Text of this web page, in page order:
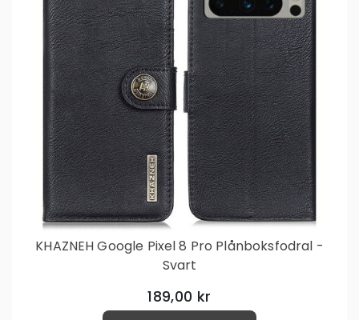
KHAZNEH Google Pixel 8 Pro Plånboksfodral -
Svart
189,00 kr